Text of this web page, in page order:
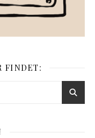
FINDET: